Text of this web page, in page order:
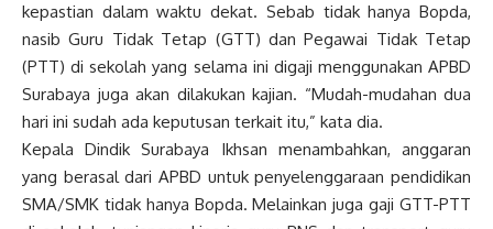
kepastian dalam waktu dekat. Sebab tidak hanya Bopda,
nasib Guru Tidak Tetap (GTT) dan Pegawai Tidak Tetap
(PTT) di sekolah yang selama ini digaji menggunakan APBD
Surabaya juga akan dilakukan kajian. “Mudah-mudahan dua
hari ini sudah ada keputusan terkait itu,” kata dia.
Kepala Dindik Surabaya Ikhsan menambahkan, anggaran
yang berasal dari APBD untuk penyelenggaraan pendidikan
SMA/SMK tidak hanya Bopda. Melainkan juga gaji GTT-PTT